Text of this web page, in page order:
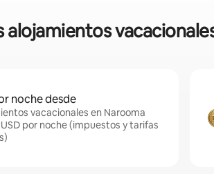
alojamientos
noche desde
vacacionales en Narooma
por noche (impuestos y tarifas